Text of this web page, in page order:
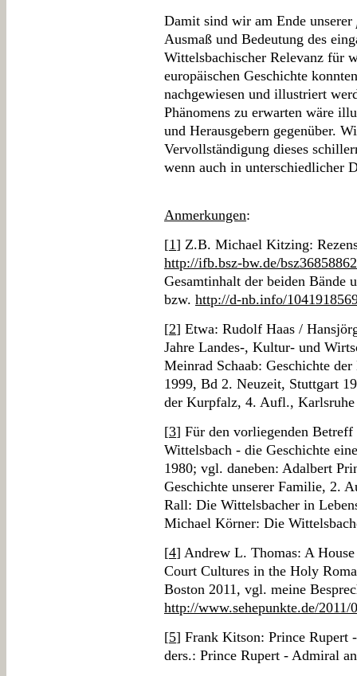
Damit sind wir am Ende unserer
Ausmaß und Bedeutung des
Wittelsbachischer Relevanz für
europäischen Geschichte
nachgewiesen und illustriert
Phänomens zu erwarten wäre
und Herausgebern gegenüber.
Vervollständigung dieses
wenn auch in unterschiedlicher
Anmerkungen:
[1] Z.B. Michael Kitzing:
http://ifb.bsz-bw.de/
Gesamtinhalt der beiden Bände
bzw. http://d-nb.info/
[2] Etwa: Rudolf Haas /
Jahre Landes-, Kultur- und
Meinrad Schaab: Geschichte
1999, Bd 2. Neuzeit, Stuttgart
der Kurpfalz, 4. Aufl., Karlsruhe
[3] Für den vorliegenden
Wittelsbach - die Geschichte
1980; vgl. daneben: Adalbert
Geschichte unserer Familie, 2.
Rall: Die Wittelsbacher in
Michael Körner: Die
[4] Andrew L. Thomas: A
Court Cultures in the Holy
Boston 2011, vgl. meine
http://www.sehepunkte.de/2011/
[5] Frank Kitson: Prince Rupert
ders.: Prince Rupert - Admiral